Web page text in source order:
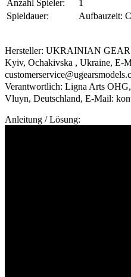
Anzahl Spieler:
1
Spieldauer:
Aufbauzeit:
Hersteller: UKRAINIAN
Kyiv, Ochakivska , Ukraine, E-
Verantwortlich: Ligna Arts
Vluyn, Deutschland, E-Mail:
Anleitung / Lösung: